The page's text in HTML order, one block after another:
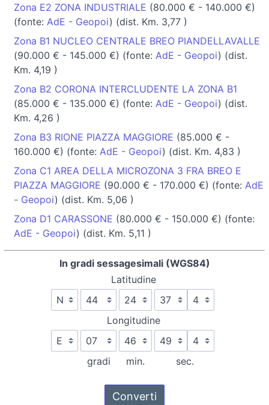
Zona E2 ZONA INDUSTRIALE (80.000 € - 140.000 €)
(fonte: AdE - Geopoi) (dist. Km. 3,77 )
Zona B1 NUCLEO CENTRALE BREO PIANDELLAVALLE
(90.000 € - 145.000 €) (fonte: AdE - Geopoi) (dist.
Km. 4,19 )
Zona B2 CORONA INTERCLUDENTE LA ZONA B1
(85.000 € - 135.000 €) (fonte: AdE - Geopoi) (dist.
Km. 4,26 )
Zona B3 RIONE PIAZZA MAGGIORE (85.000 € -
160.000 €) (fonte: AdE - Geopoi) (dist. Km. 4,83 )
Zona C1 AREA DELLA MICROZONA 3 FRA BREO E
PIAZZA MAGGIORE (90.000 € - 170.000 €) (fonte: AdE
- Geopoi) (dist. Km. 5,06 )
Zona D1 CARASSONE (80.000 € - 150.000 €) (fonte:
AdE - Geopoi) (dist. Km. 5,11 )
In gradi sessagesimali (WGS84)
Latitudine
Longitudine
gradi min. sec.